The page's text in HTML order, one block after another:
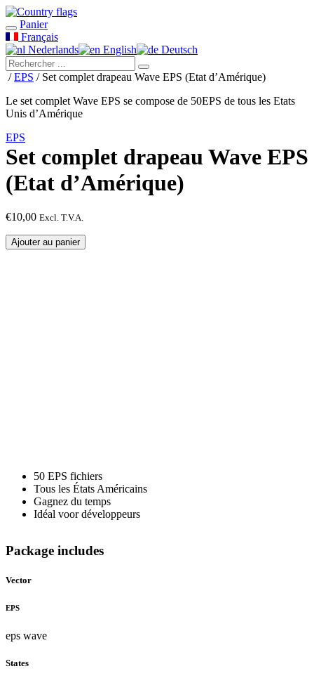
Panier
Français
Nederlands
English Deutsch
/EPS / Set complet drapeau Wave EPS (Etat d’Amérique)
Le set complet Wave EPS se compose de 50EPS de tous les Etats
Unis d’Amérique
EPS
Set complet drapeau Wave EPS
(Etat d’Amérique)
€10,00 Excl. T.V.A.
quantité
de
Ajouter au panier
50 EPS fichiers
Tous les États Américains
Gagnez du temps
Idéal voor développeurs
Package includes
Vector
EPS
eps wave
States